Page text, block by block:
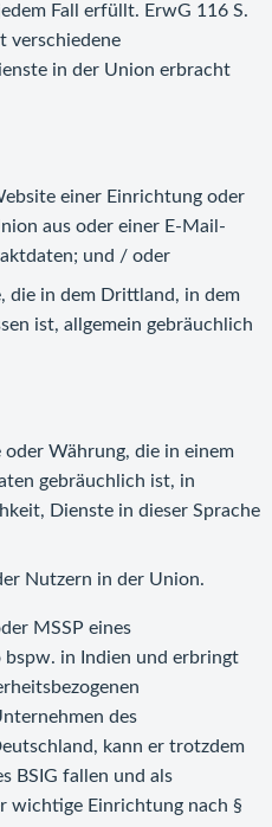
Fall erfüllt. ErwG 116 S.
verschiedene
in der Union erbracht
einer Einrichtung oder
aus oder einer E-Mail-
und / oder
die in dem Drittland, in dem
ist, allgemein gebräuchlich
Währung, die in einem
gebräuchlich ist, in
Dienste in dieser Sprache
Nutzern in der Union.
MSSP eines
bspw. in Indien und erbringt
des
kann er trotzdem
BSIG fallen und als
wichtige Einrichtung nach §